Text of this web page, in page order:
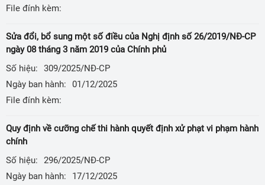
File đính kèm:
Sửa đổi, bổ sung một số điều của Nghị định số 26/2019/NĐ-CP
ngày 08 tháng 3 năm 2019 của Chính phủ
Số hiệu:
309/2025/NĐ-CP
Ngày ban hành:
01/12/2025
File đính kèm:
Quy định về cưỡng chế thi hành quyết định xử phạt vi phạm hành
chính
Số hiệu:
296/2025/NĐ-CP
Ngày ban hành:
17/12/2025